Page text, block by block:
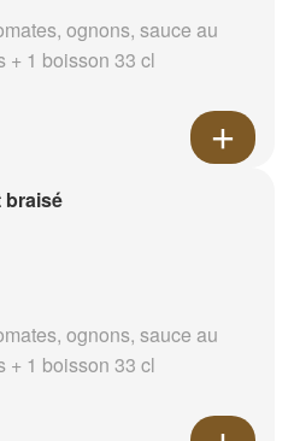
ognons, sauce au
+ 1 boisson 33 cl
braisé
ognons, sauce au
+ 1 boisson 33 cl